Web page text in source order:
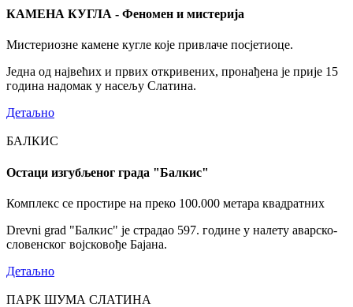
КАМЕНА КУГЛА - Феномен и мистерија
Мистериозне камене кугле које привлаче посјетиоце.
Једна од највећих и првих откривених, пронађена је прије 15
година надомак у насељу Слатина.
Детаљно
БАЛКИС
Остаци изгубљеног града "Балкис"
Комплекс се простире на преко 100.000 метара квадратних
Drevni grad "Балкис" је страдао 597. године у налету аварско-
словенског војсковође Бајана.
Детаљно
ПАРК ШУМА СЛАТИНА